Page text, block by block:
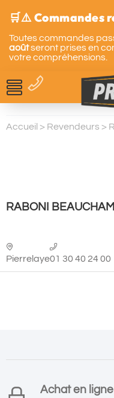
🛒⚠️ Commandes
Toutes commandes
aoûtseront prises en
votre compréhensions.
Accueil > Revendeurs >
RABONI
Pierrelaye01 30 40 24 00
Achat en